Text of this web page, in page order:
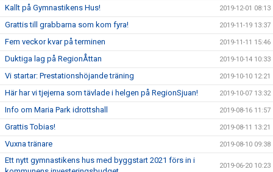
Kallt på Gymnastikens Hus! 2019-12-01 08:13
Grattis till grabbarna som kom fyra! 2019-11-19 13:37
Fem veckor kvar på terminen 2019-11-11 15:46
Duktiga lag på RegionÅttan 2019-10-14 10:33
Vi startar: Prestationshöjande träning 2019-10-10 12:21
Här har vi tjejerna som tävlade i helgen på RegionSjuan! 2019-10-07 13:32
Info om Maria Park idrottshall 2019-08-16 11:57
Grattis Tobias! 2019-08-11 13:21
Vuxna tränare 2019-08-10 09:38
Ett nytt gymnastikens hus med byggstart 2021 förs in i
2019-06-20 10:23